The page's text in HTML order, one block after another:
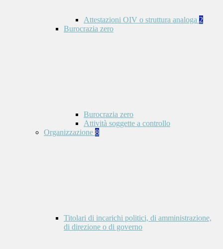
Attestazioni OIV o struttura analoga 2
Burocrazia zero
Burocrazia zero
Attività soggette a controllo
Organizzazione 8
Titolari di incarichi politici, di amministrazione,
di direzione o di governo